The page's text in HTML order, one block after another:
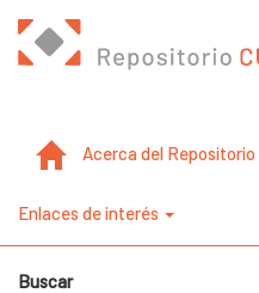
Acerca del Repositorio
Enlaces de interés
Buscar